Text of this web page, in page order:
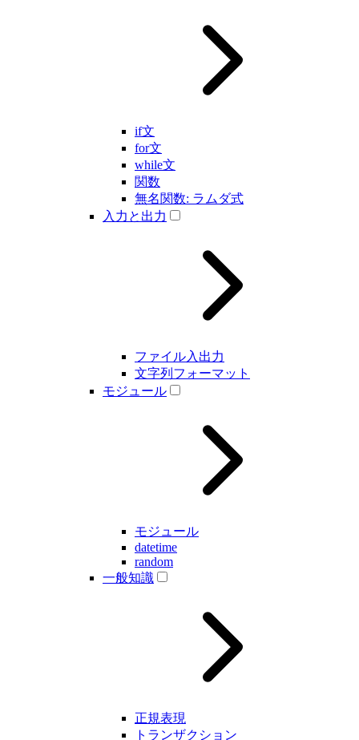
if文
for文
while文
関数
無名関数: ラムダ式
入力と出力
ファイル入出力
文字列フォーマット
モジュール
モジュール
datetime
random
一般知識
正規表現
トランザクション